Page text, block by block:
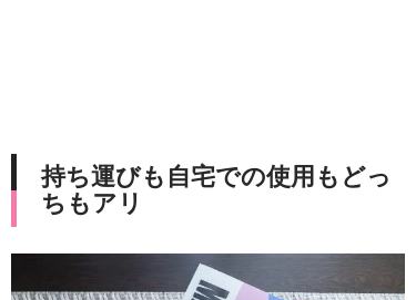
持ち運びも自宅での使用もどっ
ちもアリ